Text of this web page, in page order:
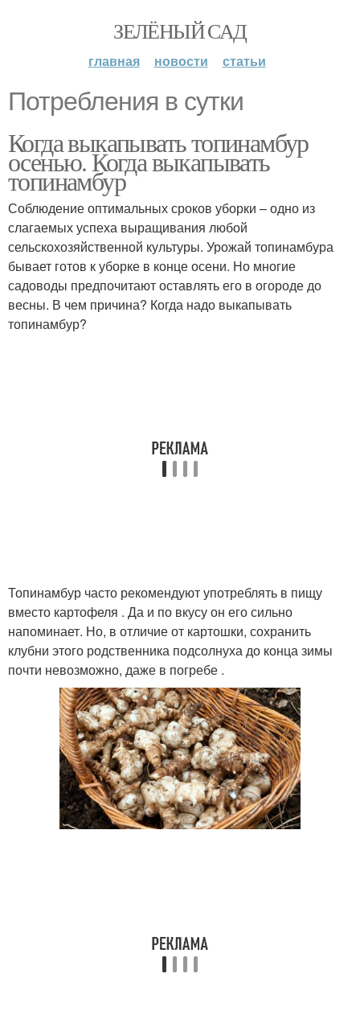
ЗЕЛЁНЫЙ САД
главная новости статьи
Потребления в сутки
Когда выкапывать топинамбур
осенью. Когда выкапывать
топинамбур
Соблюдение оптимальных сроков уборки – одно из
слагаемых успеха выращивания любой
сельскохозяйственной культуры. Урожай топинамбура
бывает готов к уборке в конце осени. Но многие
садоводы предпочитают оставлять его в огороде до
весны. В чем причина? Когда надо выкапывать
топинамбур?
Топинамбур часто рекомендуют употреблять в пищу
вместо картофеля . Да и по вкусу он его сильно
напоминает. Но, в отличие от картошки, сохранить
клубни этого родственника подсолнуха до конца зимы
почти невозможно, даже в погребе .